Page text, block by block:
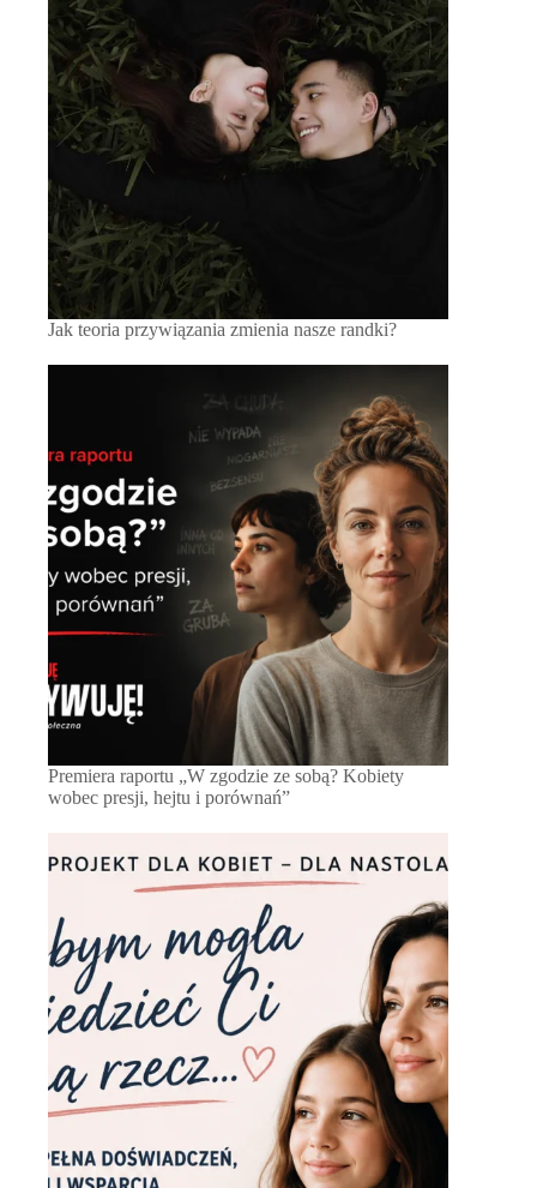
Jak teoria przywiązania zmienia nasze randki?
Premiera raportu „W zgodzie ze sobą? Kobiety
wobec presji, hejtu i porównań”